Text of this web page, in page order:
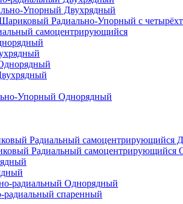
Упорный Двухрядный
Радиально-Упорный с
самоцентрирующийся
Упорный Однорядный
Радиальный самоцентрирующийся
Радиальный самоцентрирующийся
радиальный Однорядный
спаренный